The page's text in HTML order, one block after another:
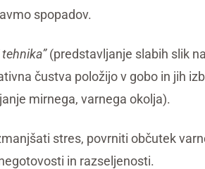
spopadov.
tehnika”(predstavljanje slabih slik
čustva položijo v gobo in jih
mirnega, varnega okolja).
stres, povrniti občutek
in razseljenosti.